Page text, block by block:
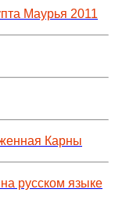
Маурья 2011
Карны
русском языке